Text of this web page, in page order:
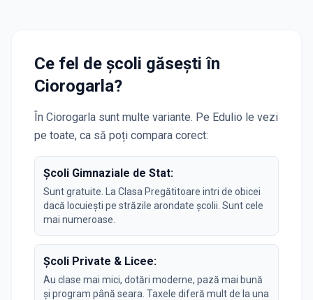
Ce fel de școli găsești în
Ciorogarla?
În Ciorogarla sunt multe variante. Pe Edulio le vezi
pe toate, ca să poți compara corect:
Școli Gimnaziale de Stat:
Sunt gratuite. La Clasa Pregătitoare intri de obicei
dacă locuiești pe străzile arondate școlii. Sunt cele
mai numeroase.
Școli Private & Licee:
Au clase mai mici, dotări moderne, pază mai bună
și program până seara. Taxele diferă mult de la una